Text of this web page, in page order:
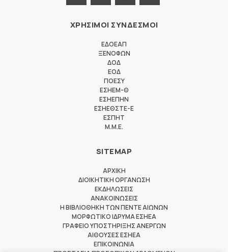
ΧΡΗΣΙΜΟΙ ΣΥΝΔΕΣΜΟΙ
ΕΔΟΕΑΠ
ΞΕΝΟΦΩΝ
ΔΟΔ
ΕΟΔ
ΠΟΕΣΥ
ΕΣΗΕΜ-Θ
ΕΣΗΕΠΗΝ
ΕΣΗΕΘΣΤΕ-Ε
ΕΣΠΗΤ
M.M.E.
SITEMAP
ΑΡΧΙΚΗ
ΔΙΟΙΚΗΤΙΚΗ ΟΡΓΑΝΩΣΗ
ΕΚΔΗΛΩΣΕΙΣ
ΑΝΑΚΟΙΝΩΣΕΙΣ
Η ΒΙΒΛΙΟΘΗΚΗ ΤΩΝ ΠΕΝΤΕ ΑΙΩΝΩΝ
ΜΟΡΦΩΤΙΚΟ ΙΔΡΥΜΑ ΕΣΗΕΑ
ΓΡΑΦΕΙΟ ΥΠΟΣΤΗΡΙΞΗΣ ΑΝΕΡΓΩΝ
ΑΙΘΟΥΣΕΣ ΕΣΗΕΑ
ΕΠΙΚΟΙΝΩΝΙΑ